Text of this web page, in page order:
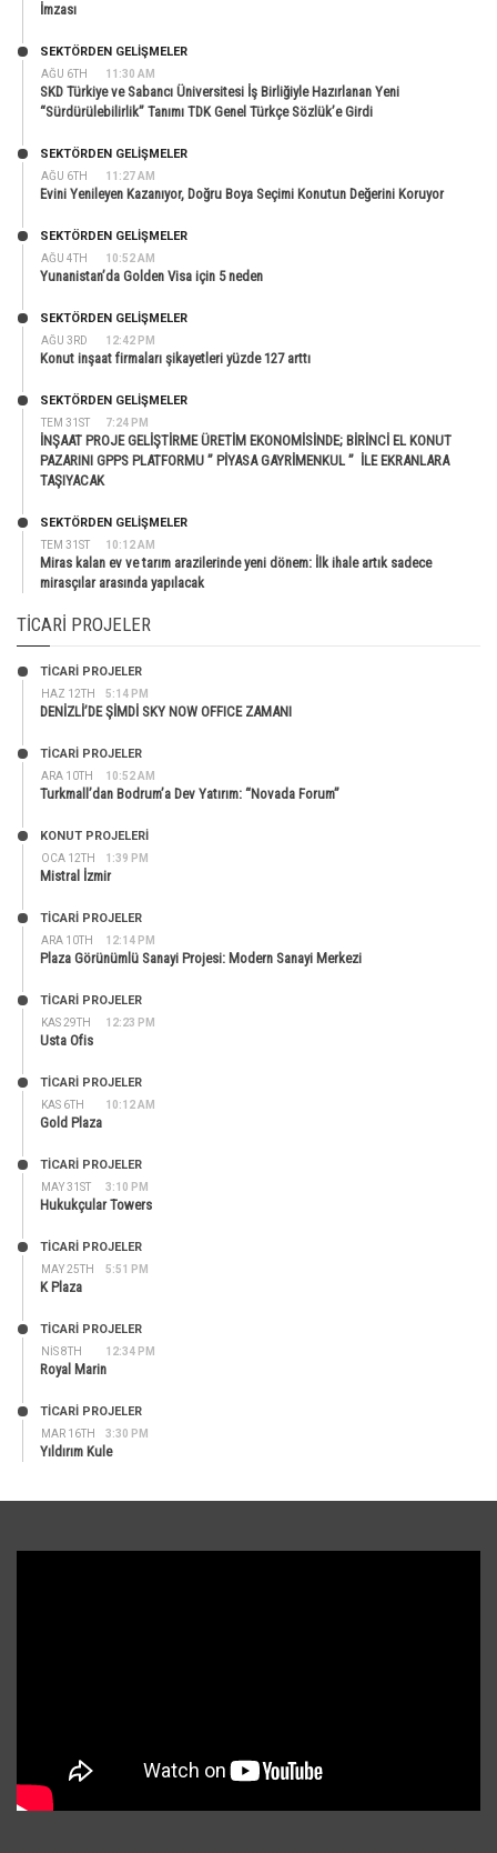
İmzası
AĞU 6TH 11:30 AM
SEKTÖRDEN GELIŞMELER
SKD Türkiye ve Sabancı Üniversitesi İş Birliğiyle Hazırlanan Yeni
“Sürdürülebilirlik” Tanımı TDK Genel Türkçe Sözlük’e Girdi
AĞU 6TH 11:27 AM
SEKTÖRDEN GELIŞMELER
Evini Yenileyen Kazanıyor, Doğru Boya Seçimi Konutun Değerini Koruyor
AĞU 4TH 10:52 AM
SEKTÖRDEN GELIŞMELER
Yunanistan’da Golden Visa için 5 neden
AĞU 3RD 12:42 PM
SEKTÖRDEN GELIŞMELER
Konut inşaat firmaları şikayetleri yüzde 127 arttı
TEM 31ST 7:24 PM
SEKTÖRDEN GELIŞMELER
İNŞAAT PROJE GELİŞTİRME ÜRETİM EKONOMİSİNDE; BİRİNCİ EL KONUT
PAZARINI GPPS PLATFORMU ” PİYASA GAYRİMENKUL ” İLE EKRANLARA
TAŞIYACAK
TEM 31ST 10:12 AM
SEKTÖRDEN GELIŞMELER
Miras kalan ev ve tarım arazilerinde yeni dönem: İlk ihale artık sadece
mirasçılar arasında yapılacak
TICARI PROJELER
HAZ 12TH 5:14 PM
TİCARİ PROJELER
DENİZLİ’DE ŞİMDİ SKY NOW OFFICE ZAMANI
ARA 10TH 10:52 AM
TİCARİ PROJELER
Turkmall’dan Bodrum’a Dev Yatırım: “Novada Forum”
OCA 12TH 1:39 PM
KONUT PROJELERI
Mistral İzmir
ARA 10TH 12:14 PM
TİCARİ PROJELER
Plaza Görünümlü Sanayi Projesi: Modern Sanayi Merkezi
KAS 29TH 12:23 PM
TİCARİ PROJELER
Usta Ofis
KAS 6TH 10:12 AM
TİCARİ PROJELER
Gold Plaza
MAY 31ST 3:10 PM
TİCARİ PROJELER
Hukukçular Towers
MAY 25TH 5:51 PM
TİCARİ PROJELER
K Plaza
NIS 8TH 12:34 PM
TİCARİ PROJELER
Royal Marin
MAR 16TH 3:30 PM
TİCARİ PROJELER
Yıldırım Kule